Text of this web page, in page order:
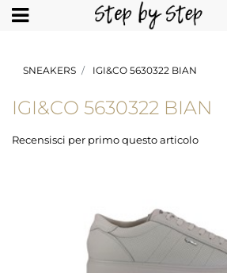
Open
SNEAKERS IGI&CO 5630322 BIAN
IGI&CO 5630322 BIAN
Recensisci per primo questo articolo